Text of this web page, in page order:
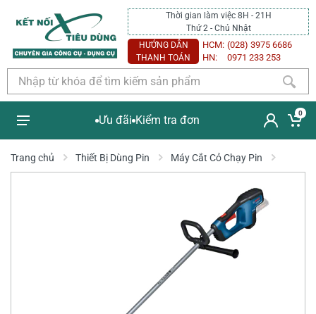
Thời gian làm việc 8H - 21H
Thứ 2 - Chủ Nhật
HƯỚNG DẪN
THANH TOÁN
HCM: (028) 3975 6686
HN:
0971 233 253
Ưu đãi Kiểm tra đơn
0
Trang chủ Thiết Bị Dùng Pin Máy Cắt Cỏ Chạy Pin